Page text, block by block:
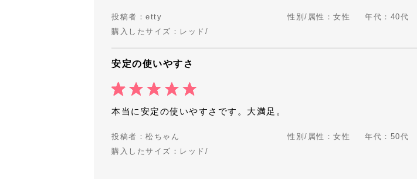
投稿者：etty 性別/属性：女性 年代：40代
購入したサイズ：レッド/
安定の使いやすさ
本当に安定の使いやすさです。大満足。
投稿者：松ちゃん 性別/属性：女性 年代：50代
購入したサイズ：レッド/